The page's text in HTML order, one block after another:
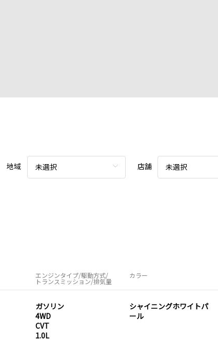
地域 未選択 店舗 未選択
エンジンタイプ/駆動方式/
トランスミッション/排気量
カラー
ガソリン
4WD
CVT
1.0L
シャイニングホワイトパ
ール